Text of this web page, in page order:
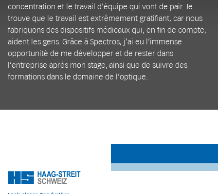
concentration et le travail d’équipe qui vont de pair. Je
trouve que le travail est extrêmement gratifiant, car nous
fabriquons des dispositifs médicaux qui, en fin de compte,
aident les gens. Grâce à Spectros, j’ai eu l’immense
opportunité de me développer et de rester dans
l’entreprise après mon stage, ainsi que de suivre des
formations dans le domaine de l’optique.